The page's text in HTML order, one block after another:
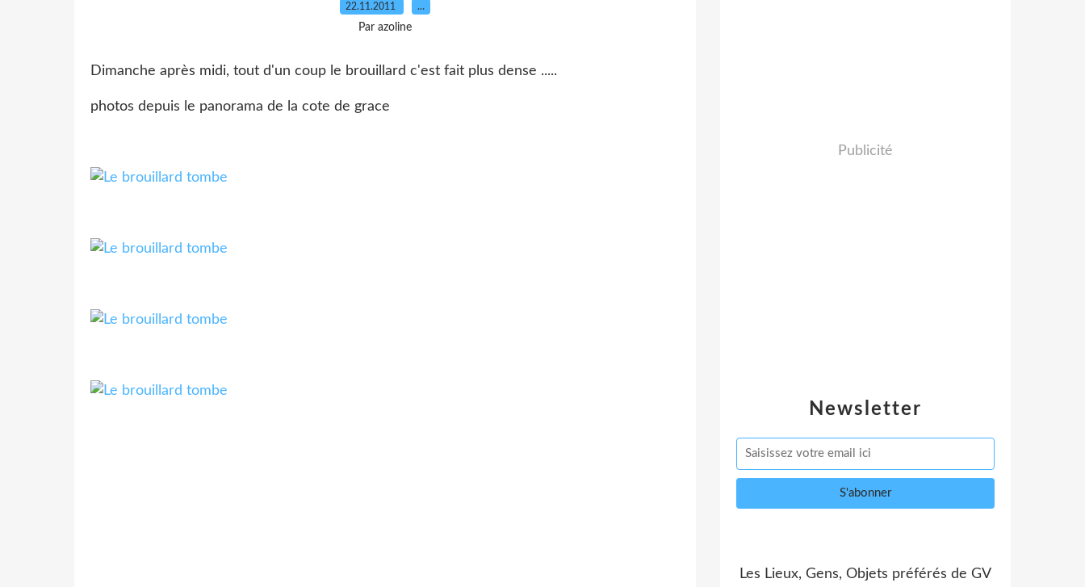
22.11.2011 …
Par azoline
Dimanche après midi, tout d'un coup le brouillard c'est fait plus dense .....
photos depuis le panorama de la cote de grace
Newsletter
Publicité
Les Lieux, Gens, Objets préférés de GV